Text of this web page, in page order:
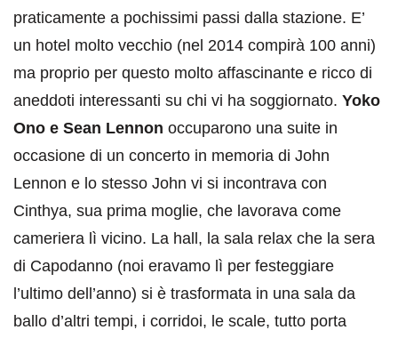
praticamente a pochissimi passi dalla stazione. E’
un hotel molto vecchio (nel 2014 compirà 100 anni)
ma proprio per questo molto affascinante e ricco di
aneddoti interessanti su chi vi ha soggiornato. Yoko
Ono e Sean Lennon occuparono una suite in
occasione di un concerto in memoria di John
Lennon e lo stesso John vi si incontrava con
Cinthya, sua prima moglie, che lavorava come
cameriera lì vicino. La hall, la sala relax che la sera
di Capodanno (noi eravamo lì per festeggiare
l’ultimo dell’anno) si è trasformata in una sala da
ballo d’altri tempi, i corridoi, le scale, tutto porta